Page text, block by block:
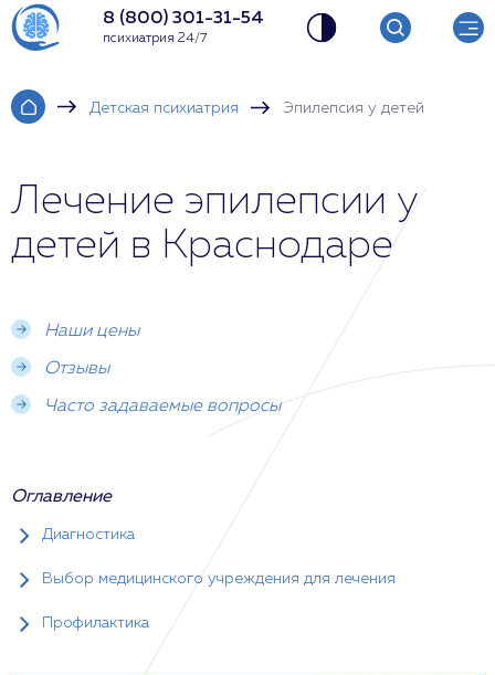
8 (800) 301-31-54
психиатрия 24/7
Детская психиатрия Эпилепсия у детей
Лечение эпилепсии у
детей в Краснодаре
Наши цены
Отзывы
Часто задаваемые вопросы
Оглавление
Диагностика
Выбор медицинского учреждения для лечения
Профилактика